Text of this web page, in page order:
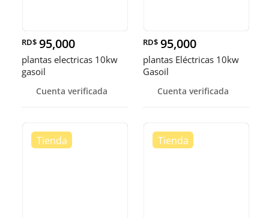
RD$ 95,000
plantas electricas 10kw
gasoil
Cuenta verificada
RD$ 95,000
plantas Eléctricas 10kw
Gasoil
Cuenta verificada